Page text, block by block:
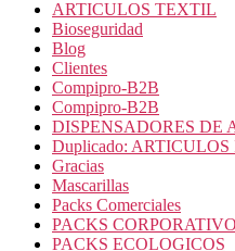
ARTICULOS TEXTIL
Bioseguridad
Blog
Clientes
Compipro-B2B
Compipro-B2B
DISPENSADORES DE
Duplicado:
Gracias
Mascarillas
Packs Comerciales
PACKS
PACKS ECOLOGICOS